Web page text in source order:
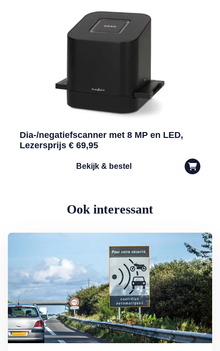
Dia-/negatiefscanner met 8 MP en LED,
Lezersprijs € 69,95
Bekijk & bestel
Ook interessant
Lees meer over Maximumsnelheid chaos op vakantie: hoe hard